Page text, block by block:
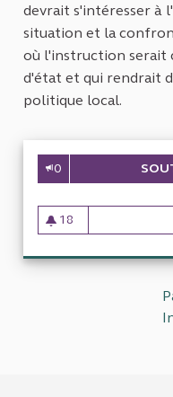
devrait s'intéresser à
situation et la
où l'instruction serait
d'état et qui rendrait
politique local.
0
18
18 abonnés